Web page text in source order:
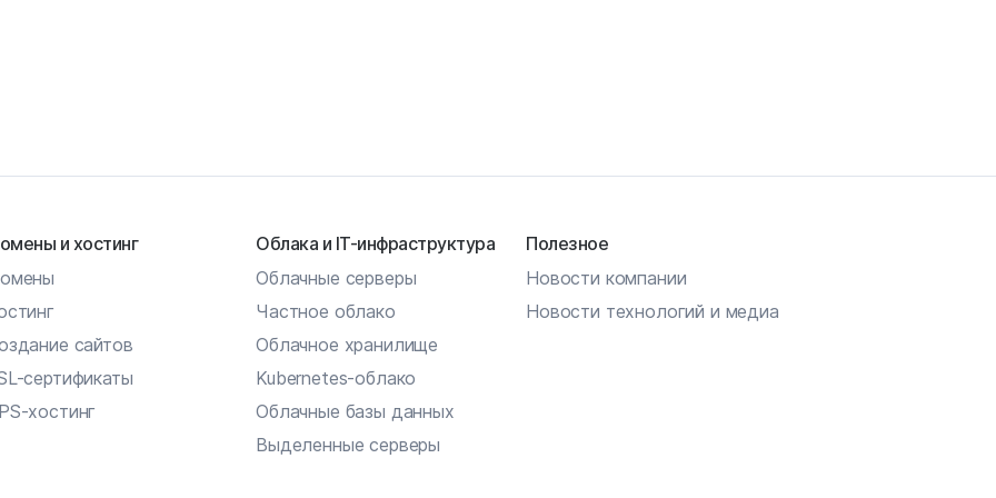
и хостинг
сайтов
сертификаты
хостинг
Облака и IT-инфраструктура
Облачные серверы
Частное облако
Облачное хранилище
Kubernetes-облако
Облачные базы данных
Выделенные серверы
Полезное
Новости компании
Новости технологий и медиа